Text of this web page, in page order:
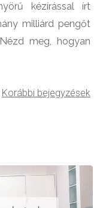
kézírással írt
milliárd pengőt
meg, hogyan
Korábbi bejegyzések